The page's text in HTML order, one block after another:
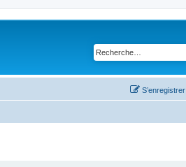
S’enregistrer